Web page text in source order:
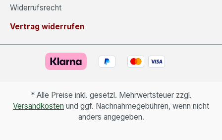
Widerrufsrecht
Vertrag widerrufen
* Alle Preise inkl. gesetzl. Mehrwertsteuer zzgl.
Versandkosten und ggf. Nachnahmegebühren, wenn nicht
anders angegeben.